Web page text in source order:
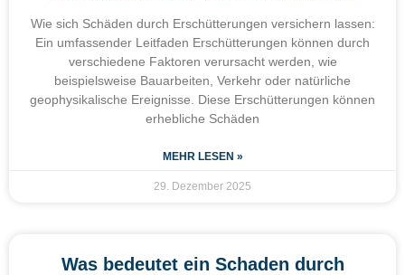
Wie sich Schäden durch Erschütterungen versichern lassen:
Ein umfassender Leitfaden Erschütterungen können durch
verschiedene Faktoren verursacht werden, wie
beispielsweise Bauarbeiten, Verkehr oder natürliche
geophysikalische Ereignisse. Diese Erschütterungen können
erhebliche Schäden
MEHR LESEN »
29. Dezember 2025
Was bedeutet ein Schaden durch